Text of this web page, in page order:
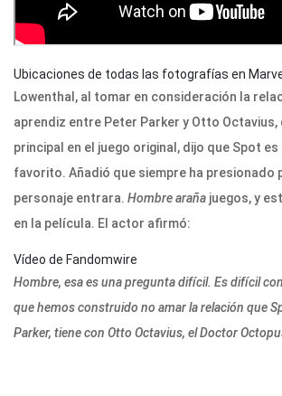
Ubicaciones de todas las fotografías en
Lowenthal, al tomar en consideración la
aprendiz entre Peter Parker y Otto Octavius,
principal en el juego original, dijo que Spot es
favorito. Añadió que siempre ha presionado
personaje entrara. Hombre araña juegos, y
en la película. El actor afirmó:
Vídeo de Fandomwire
Hombre, esa es una pregunta difícil. Es difícil
que hemos construido no amar la relación que
Parker, tiene con Otto Octavius, el Doctor